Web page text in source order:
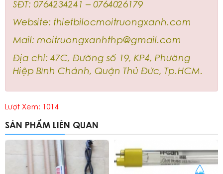
SĐT: 0764234241 – 0764026179
Website: thietbilocmoitruongxanh.com
Mail: moitruongxanhthp@gmail.com
Địa chỉ: 47C, Đường số 19, KP4, Phường
Hiệp Bình Chánh, Quận Thủ Đức, Tp.HCM.
Lượt Xem: 1014
SẢN PHẨM LIÊN QUAN